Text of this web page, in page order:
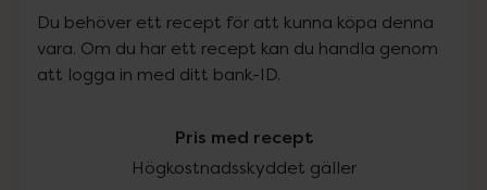
Du behöver ett recept för att kunna köpa denna
vara. Om du har ett recept kan du handla genom
att logga in med ditt bank-ID.
Pris med recept
Högkostnadsskyddet gäller